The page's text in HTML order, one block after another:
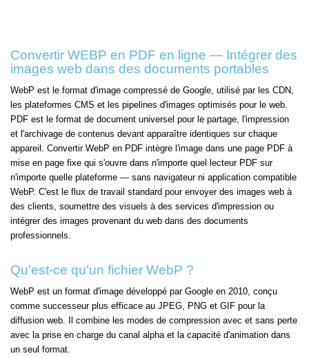
Convertir WEBP en PDF en ligne — Intégrer des
images web dans des documents portables
WebP est le format d'image compressé de Google, utilisé par les CDN,
les plateformes CMS et les pipelines d'images optimisés pour le web.
PDF est le format de document universel pour le partage, l'impression
et l'archivage de contenus devant apparaître identiques sur chaque
appareil. Convertir WebP en PDF intègre l'image dans une page PDF à
mise en page fixe qui s'ouvre dans n'importe quel lecteur PDF sur
n'importe quelle plateforme — sans navigateur ni application compatible
WebP. C'est le flux de travail standard pour envoyer des images web à
des clients, soumettre des visuels à des services d'impression ou
intégrer des images provenant du web dans des documents
professionnels.
Qu'est-ce qu'un fichier WebP ?
WebP est un format d'image développé par Google en 2010, conçu
comme successeur plus efficace au JPEG, PNG et GIF pour la
diffusion web. Il combine les modes de compression avec et sans perte
avec la prise en charge du canal alpha et la capacité d'animation dans
un seul format.